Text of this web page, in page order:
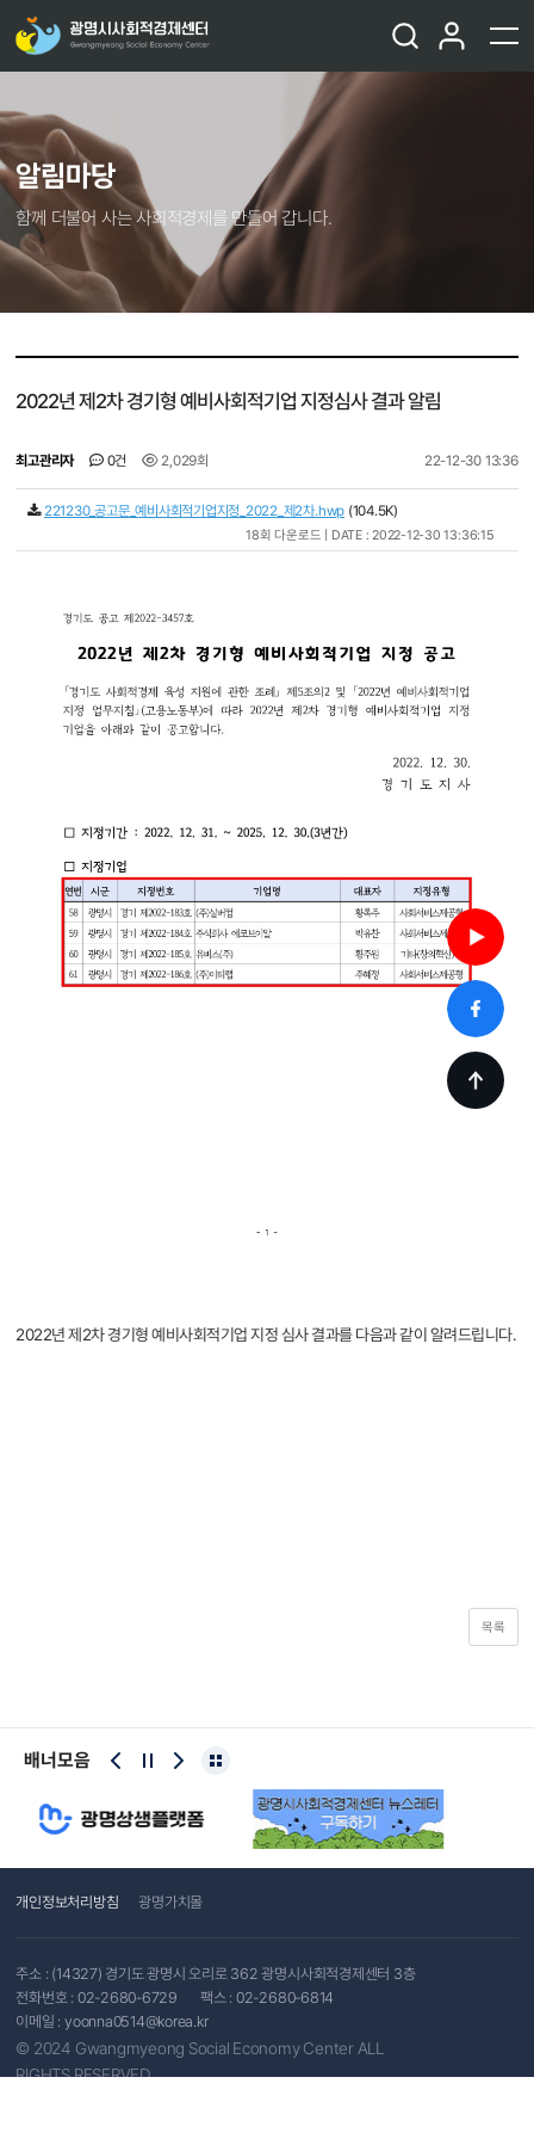
알림마당
함께 더불어 사는 사회적경제를 만들어 갑니다.
2022년 제2차 경기형 예비사회적기업 지정심사 결과 알림
최고관리자 0건 2,029회 22-12-30 13:36
221230_공고문_예비사회적기업지정_2022_제2차.hwp (104.5K)
18회 다운로드 | DATE : 2022-12-30 13:36:15
2022년 제2차 경기형 예비사회적기업 지정 심사 결과를 다음과 같이 알려드립니다.
목록
배너모음
개인정보처리방침 광명가치몰
주소 : (14327) 경기도 광명시 오리로 362 광명시사회적경제센터 3층
전화번호 : 02-2680-6729
팩스 : 02-2680-6814
이메일 : yoonna0514@korea.kr
© 2024 Gwangmyeong Social Economy Center ALL
RIGHTS RESERVED.